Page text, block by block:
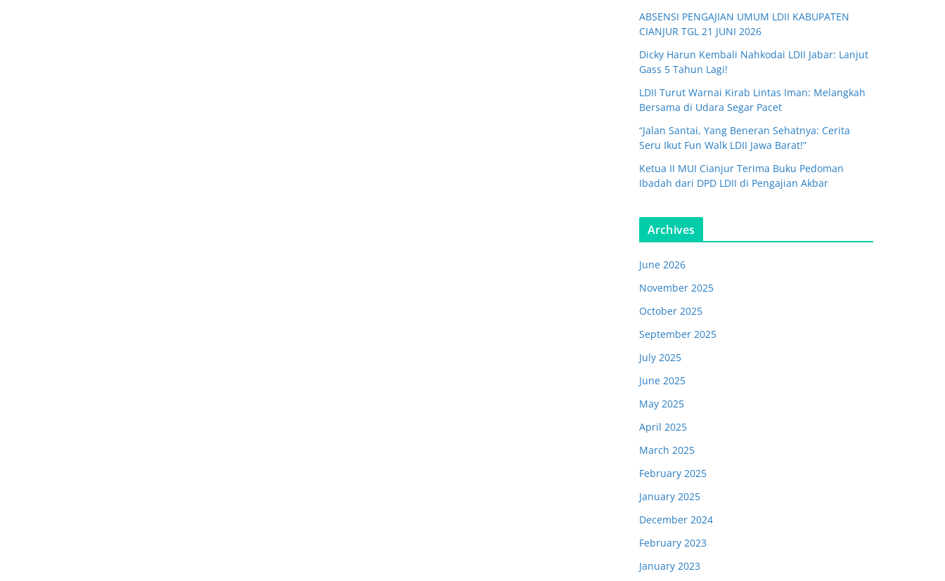
ABSENSI PENGAJIAN UMUM LDII KABUPATEN
CIANJUR TGL 21 JUNI 2026
Dicky Harun Kembali Nahkodai LDII Jabar: Lanjut
Gass 5 Tahun Lagi!
LDII Turut Warnai Kirab Lintas Iman: Melangkah
Bersama di Udara Segar Pacet
“Jalan Santai, Yang Beneran Sehatnya: Cerita
Seru Ikut Fun Walk LDII Jawa Barat!”
Ketua II MUI Cianjur Terima Buku Pedoman
Ibadah dari DPD LDII di Pengajian Akbar
Archives
June 2026
November 2025
October 2025
September 2025
July 2025
June 2025
May 2025
April 2025
March 2025
February 2025
January 2025
December 2024
February 2023
January 2023